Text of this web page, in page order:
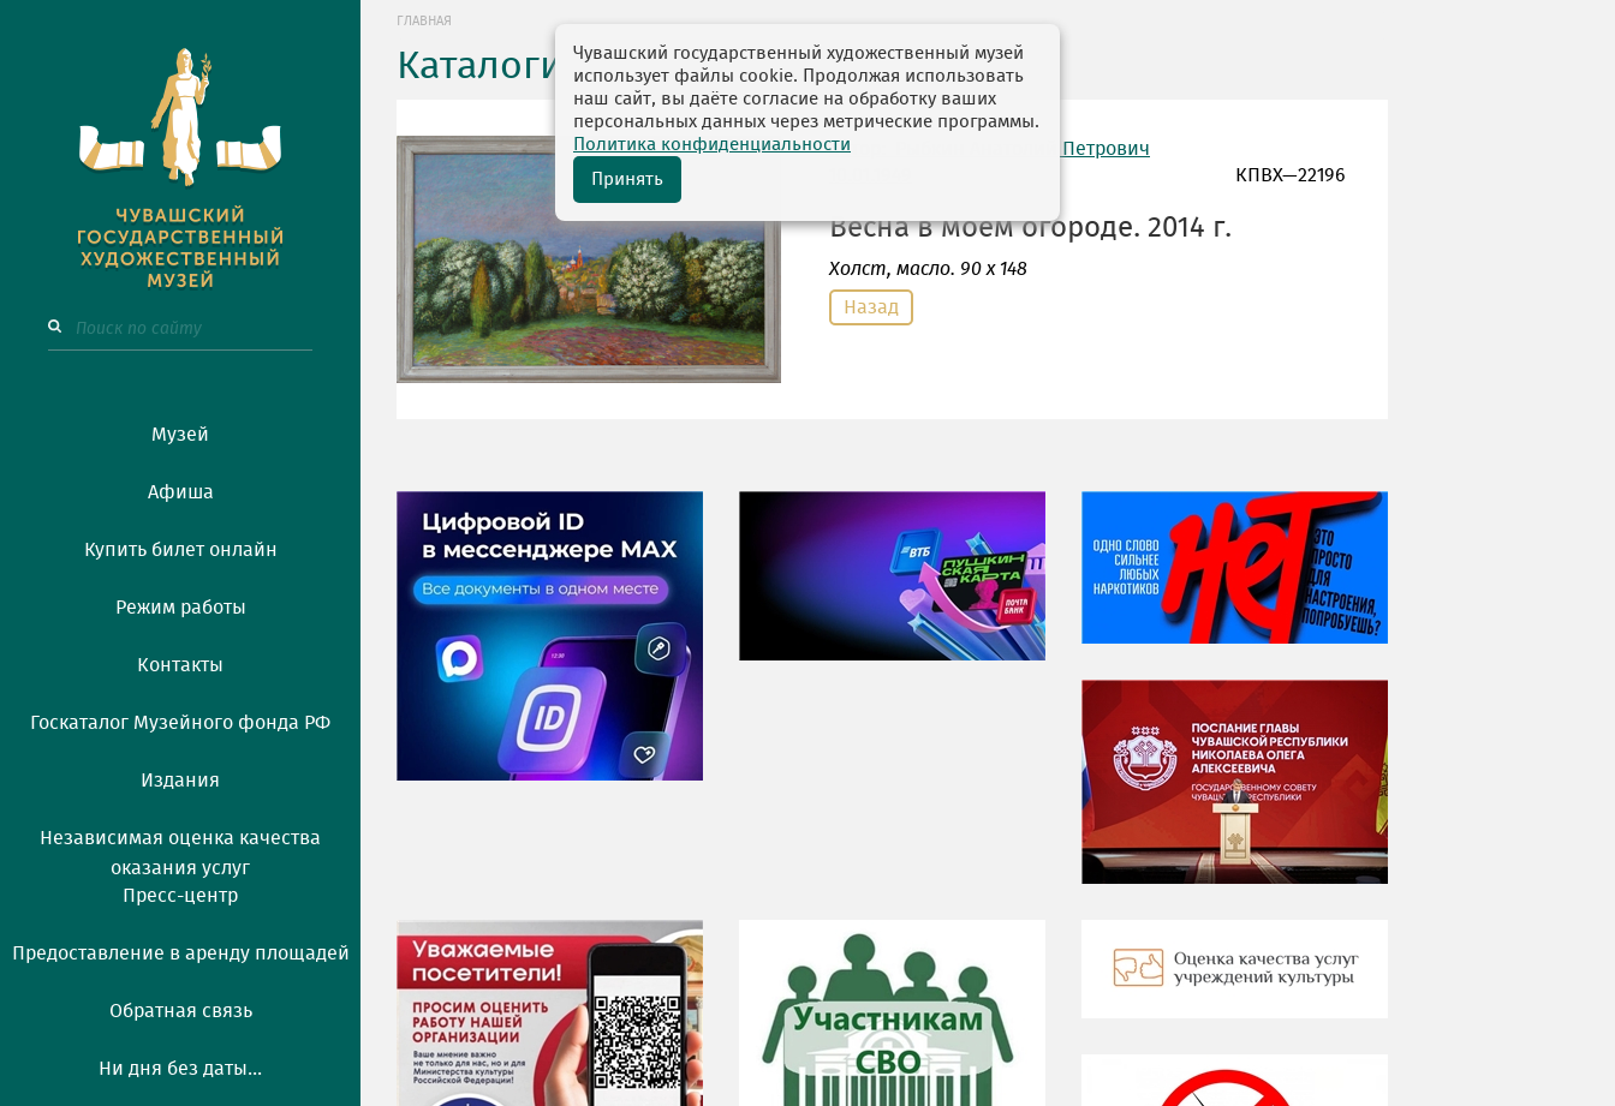
Музей
Афиша
Купить билет онлайн
Режим работы
Контакты
Госкаталог Музейного фонда РФ
Издания
Независимая оценка качества
оказания услуг
Пресс-центр
Предоставление в аренду площадей
Обратная связь
Ни дня без даты...
ГЛАВНАЯ
Каталоги выставок
автор: Рыбкин Анатолий Петрович
КПВХ—22196
Весна в моем огороде. 2014 г.
Холст, масло. 90 х 148
Назад
НИ ДНЯ БЕЗ ДАТЫ...
08 августа
ВСЕМИРНЫЙ ДЕНЬ
КОШЕК
Чувашский государственный художественный музей
использует файлы cookie. Продолжая использовать
наш сайт, вы даёте согласие на обработку ваших
персональных данных через метрические программы.
Политика конфиденциальности
Принять